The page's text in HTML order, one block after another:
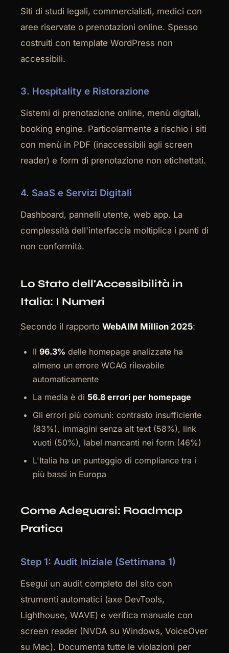
Siti di studi legali, commercialisti, medici con
aree riservate o prenotazioni online. Spesso
costruiti con template WordPress non
accessibili.
3. Hospitality e Ristorazione
Sistemi di prenotazione online, menù digitali,
booking engine. Particolarmente a rischio i siti
con menù in PDF (inaccessibili agli screen
reader) e form di prenotazione non etichettati.
4. SaaS e Servizi Digitali
Dashboard, pannelli utente, web app. La
complessità dell'interfaccia moltiplica i punti di
non conformità.
Lo Stato dell'Accessibilità in
Italia: I Numeri
Secondo il rapporto WebAIM Million 2025:
Il 96.3% delle homepage analizzate ha
almeno un errore WCAG rilevabile
automaticamente
La media è di 56.8 errori per homepage
Gli errori più comuni: contrasto insufficiente
(83%), immagini senza alt text (58%), link
vuoti (50%), label mancanti nei form (46%)
L'Italia ha un punteggio di compliance tra i
più bassi in Europa
Come Adeguarsi: Roadmap
Pratica
Step 1: Audit Iniziale (Settimana 1)
Esegui un audit completo del sito con
strumenti automatici (axe DevTools,
Lighthouse, WAVE) e verifica manuale con
screen reader (NVDA su Windows, VoiceOver
su Mac). Documenta tutte le violazioni per